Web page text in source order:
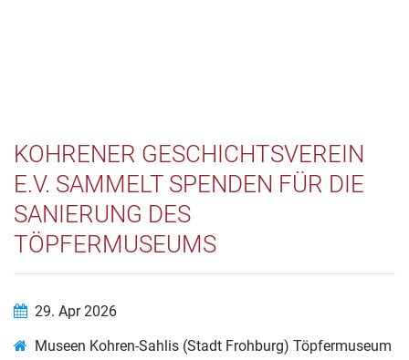
KOHRENER GESCHICHTSVEREIN
E.V. SAMMELT SPENDEN FÜR DIE
SANIERUNG DES
TÖPFERMUSEUMS
29. Apr 2026
Museen Kohren-Sahlis (Stadt Frohburg) Töpfermuseum